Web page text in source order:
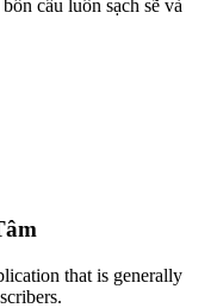
cầu luôn sạch sẽ và
that is generally